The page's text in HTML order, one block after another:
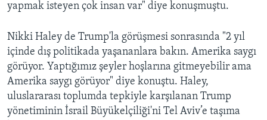
yapmak isteyen çok insan var" diye konuşmuştu.
Nikki Haley de Trump'la görüşmesi sonrasında "2 yıl
içinde dış politikada yaşananlara bakın. Amerika saygı
görüyor. Yaptığımız şeyler hoşlarına gitmeyebilir ama
Amerika saygı görüyor" diye konuştu. Haley,
uluslararası toplumda tepkiyle karşılanan Trump
yönetiminin İsrail Büyükelçiliği'ni Tel Aviv’e taşıma